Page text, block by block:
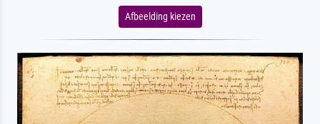
Afbeelding kiezen